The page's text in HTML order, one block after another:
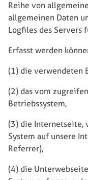
Reihe von
allgemeinen Daten
Logfiles des Servers
Erfasst werden
(1) die verwendeten
(2) das vom
Betriebssystem,
(3) die Internetseite,
System auf unsere
Referrer),
(4) die